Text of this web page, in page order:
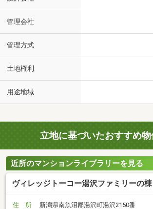
管理会社
管理方式
土地権利
用途地域
立地に基づいたおすすめ
近所のマンションライブラリーを見る
ヴィレッジトーコー湯沢ファミリーの棟
住 所
新潟県南魚沼郡湯沢町湯沢2150番